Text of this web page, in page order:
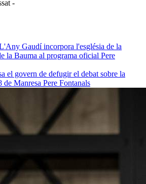
-
Gaudí incorpora l'església de la
la Bauma al programa oficial Pere
el govern de defugir el debat sobre la
de Manresa Pere Fontanals